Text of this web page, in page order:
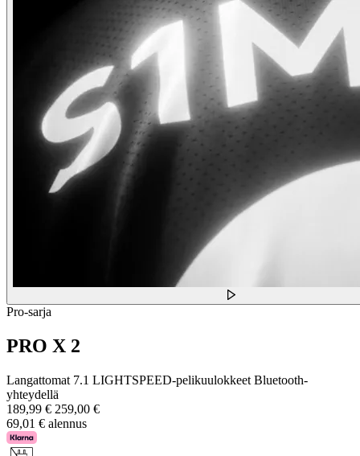
Pro-sarja
PRO X 2
Langattomat 7.1 LIGHTSPEED-pelikuulokkeet Bluetooth-
yhteydellä
189,99 € 259,00 €
69,01 € alennus